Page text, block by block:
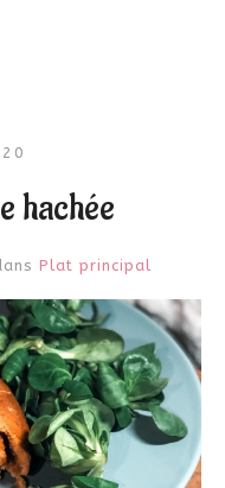
hachée
Plat principal